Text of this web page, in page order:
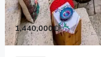
1,440,000€